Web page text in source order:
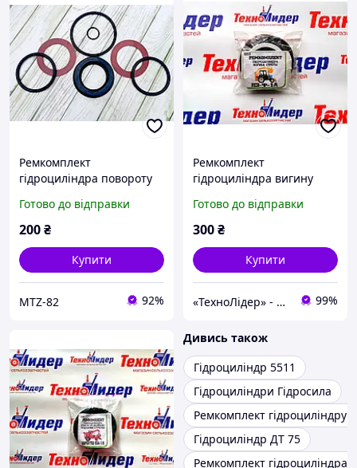
Ремкомплект
гідроциліндра повороту
екскаватора
фронтального ПЕ-Ф-1А
Готово до відправки
200₴
Купити
MTZ-82 92%
Ремкомплект
гідроциліндра вигину
екскаватора
фронтального ПЕ-Ф-1А
Готово до відправки
300₴
Купити
«ТехноЛідер» - запчастини для сільськогосподарської техніки 99%
Дивись також
Гідроциліндр 5511
Гідроциліндри Гідросила
Ремкомплект гідроциліндру
Гідроциліндр ДТ 75
Ремкомплект гідроциліндра